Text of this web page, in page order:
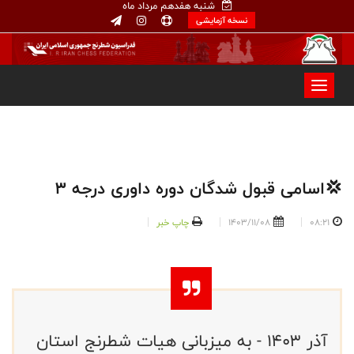
شنبه هفدهم مرداد ماه
نسخه آزمایشی
💢اسامی قبول شدگان دوره داوری درجه ۳
08:21
1403/11/08 چاپ خبر
آذر ۱۴۰۳ - به میزبانی هیات شطرنج استان